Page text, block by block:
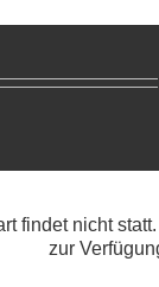
findet nicht
zur